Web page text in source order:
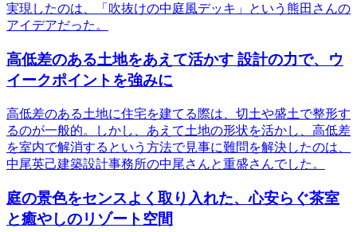
実現したのは、「吹抜けの中庭風デッキ」という熊田さんの
アイデアだった。
高低差のある土地をあえて活かす 設計の力で、ウ
イークポイントを強みに
高低差のある土地に住宅を建てる際は、切土や盛土で整形す
るのが一般的。しかし、あえて土地の形状を活かし、高低差
を室内で解消するという方法で見事に難問を解決したのは、
中尾英己建築設計事務所の中尾さんと重盛さんでした。
庭の景色をセンスよく取り入れた、心安らぐ茶室
と癒やしのリゾート空間